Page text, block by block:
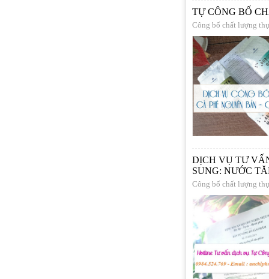
TỰ CÔNG BỐ
Công bố chất lượng
DỊCH VỤ TƯ
SUNG: NƯỚC
Công bố chất lượng